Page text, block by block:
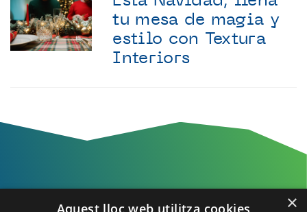
tu mesa de magia y
estilo con Textura
Interiors
¡Te esperamos en ×
Aquest lloc web utilitza cookies